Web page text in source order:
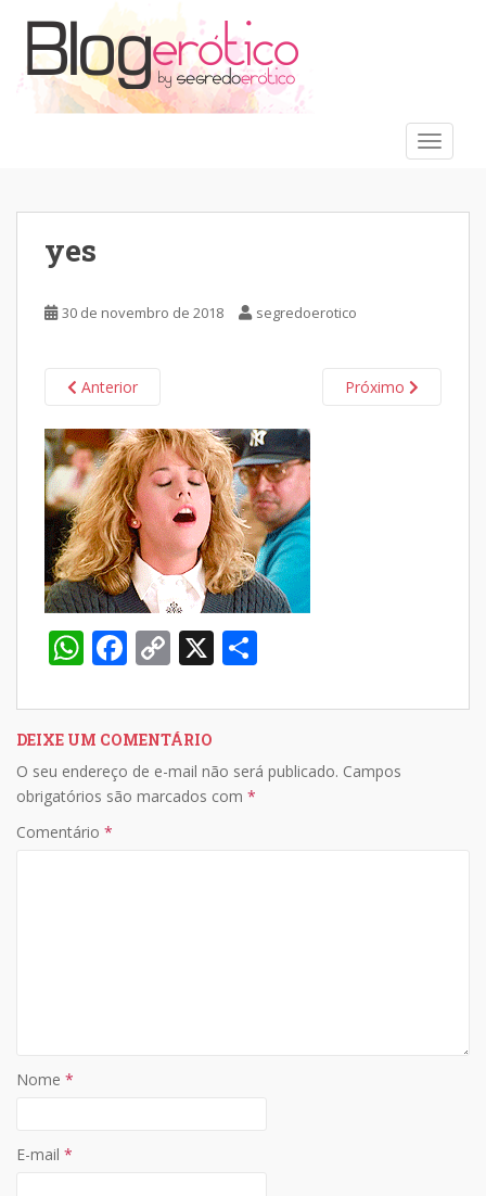
yes
30 de novembro de 2018 segredoerotico
Anterior Próximo
W
at
s
A
p
F
e
b
o
C
p
y
Li
X
ar
DEIXE UM COMENTÁRIO
O seu endereço de e-mail não será publicado. Campos
obrigatórios são marcados com *
Comentário *
Nome *
E-mail *